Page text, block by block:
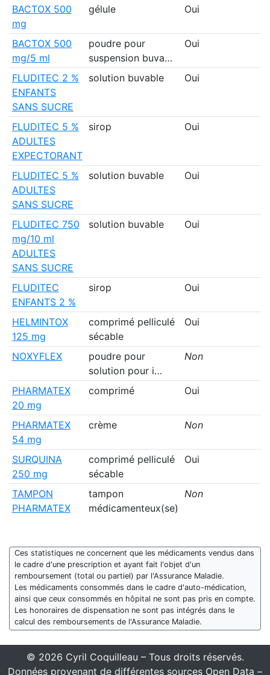
BACTOX 500
mg
gélule Oui
BACTOX 500
mg/5 ml
poudre pour
suspension buva…
Oui
FLUDITEC 2 %
ENFANTS
SANS SUCRE
solution buvable Oui
FLUDITEC 5 %
ADULTES
EXPECTORANT
sirop Oui
FLUDITEC 5 %
ADULTES
SANS SUCRE
solution buvable Oui
FLUDITEC 750
mg/10 ml
ADULTES
SANS SUCRE
solution buvable Oui
FLUDITEC
ENFANTS 2 %
sirop Oui
HELMINTOX
125 mg
comprimé pelliculé
sécable
Oui
NOXYFLEX
poudre pour
solution pour i…
Non
PHARMATEX
20 mg
comprimé Oui
PHARMATEX
54 mg
crème Non
SURQUINA
250 mg
comprimé pelliculé
sécable
Oui
TAMPON
PHARMATEX
tampon
médicamenteux(se)
Non
Ces statistiques ne concernent que les médicaments vendus dans
le cadre d'une prescription et ayant fait l'objet d'un
remboursement (total ou partiel) par l'Assurance Maladie.
Les médicaments consommés dans le cadre d'auto-médication,
ainsi que ceux consommés en hôpital ne sont pas pris en compte.
Les honoraires de dispensation ne sont pas intégrés dans le
calcul des remboursements de l'Assurance Maladie.
© 2026 Cyril Coquilleau – Tous droits réservés.
Données provenant de différentes sources Open Data –